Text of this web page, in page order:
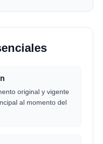
original y vigente
al momento del